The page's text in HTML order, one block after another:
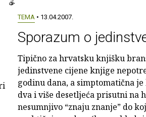
TEMA• 13.04.2007.
Sporazum o
Tipično za hrvatsku knjišku
jedinstvene cijene knjige
godinu dana, a simptomatična
dva i više desetljeća prisutni na
nesumnjivo “znaju znanje” do